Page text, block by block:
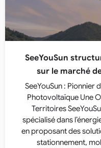
SeeYouSun
sur le marché
SeeYouSun : Pionnier
Photovoltaïque Une
Territoires
spécialisé dans
en proposant des
stationnement,